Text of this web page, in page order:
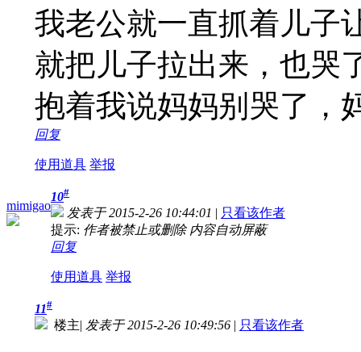
我老公就一直抓着儿子
就把儿子拉出来，也哭
抱着我说妈妈别哭了
回复
使用道具 举报
mimigao
10#
发表于 2015-2-26 10:44:01 | 只看该作者
提示: 作者被禁止或删除 内容自动屏蔽
回复
使用道具 举报
11#
楼主| 发表于 2015-2-26 10:49:56 | 只看该作者